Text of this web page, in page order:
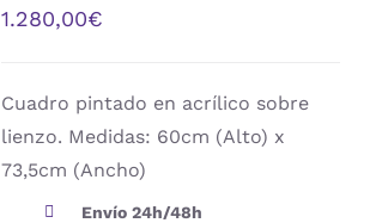
1.280,00€
Cuadro pintado en acrílico sobre
lienzo. Medidas: 60cm (Alto) x
73,5cm (Ancho)
Envío 24h/48h